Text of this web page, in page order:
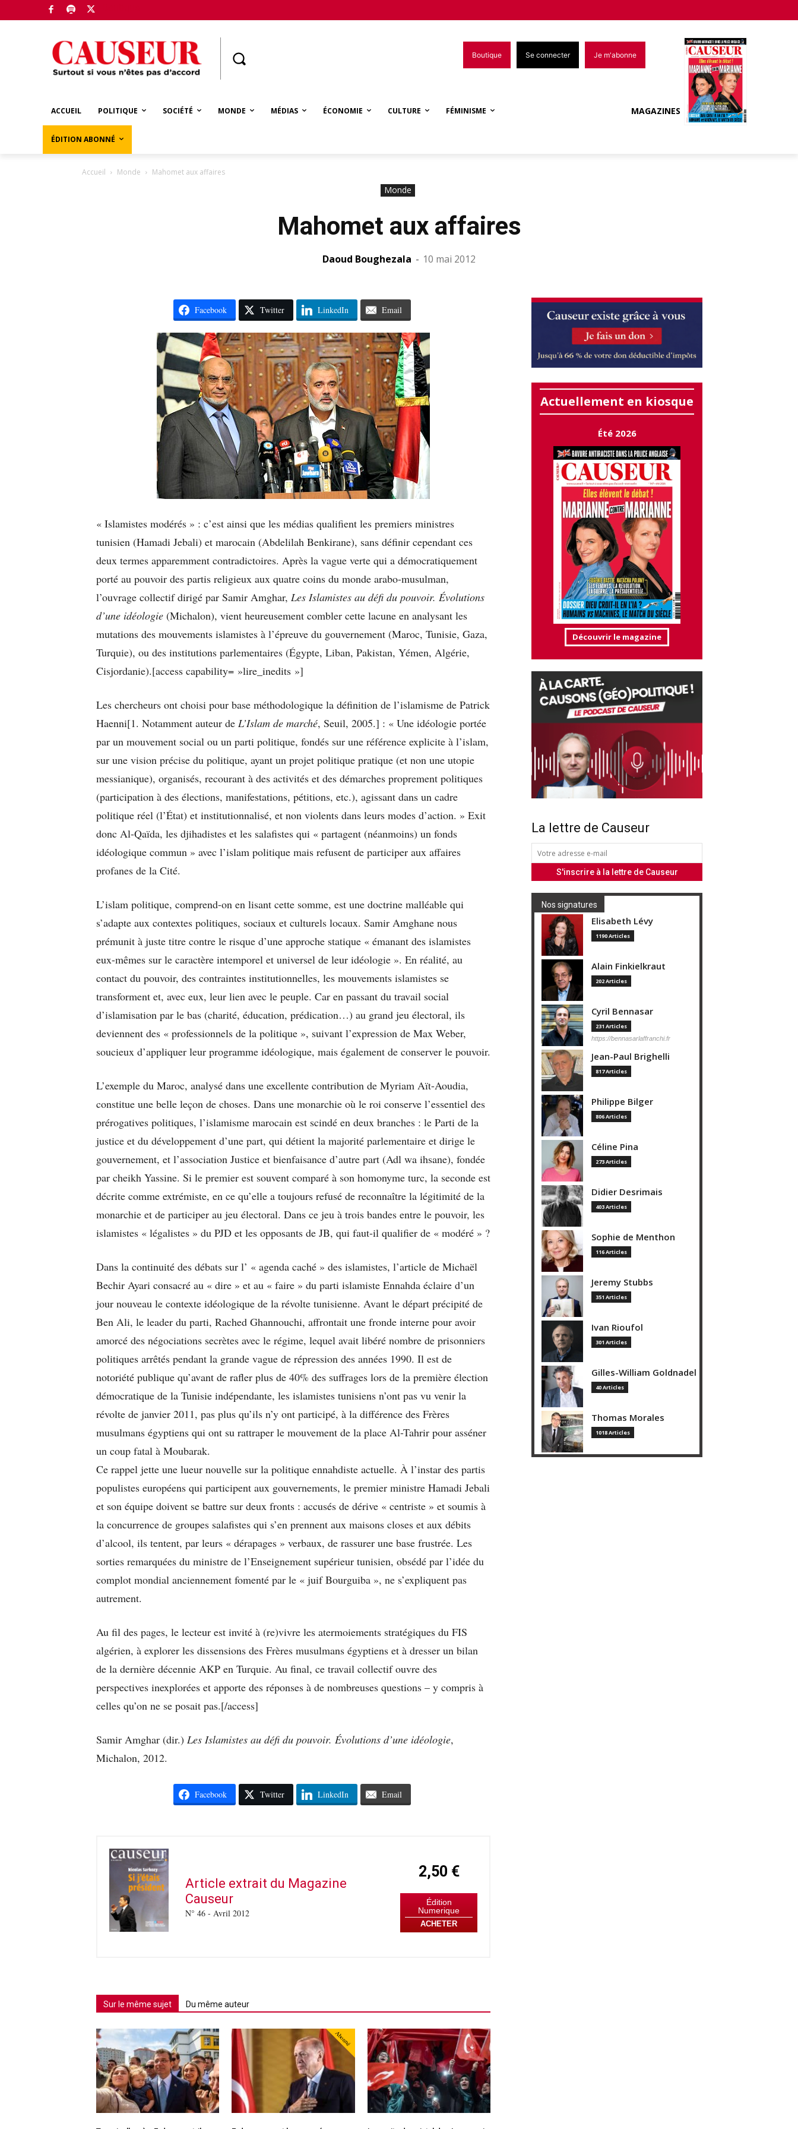
Boutique Se connecter Je m'abonne
ACCUEIL POLITIQUE SOCIÉTÉ MONDE MÉDIAS ÉCONOMIE CULTURE FÉMINISME
ÉDITION ABONNÉ
MAGAZINES
Accueil Monde Mahomet aux affaires
Monde
Mahomet aux affaires
Daoud Boughezala - 10 mai 2012
Facebook Twitter LinkedIn Email
« Islamistes modérés » : c’est ainsi que les médias qualifient les premiers ministres
tunisien (Hamadi Jebali) et marocain (Abdelilah Benkirane), sans définir cependant ces
deux termes apparemment contradictoires. Après la vague verte qui a démocratiquement
porté au pouvoir des partis religieux aux quatre coins du monde arabo-musulman,
l’ouvrage collectif dirigé par Samir Amghar, Les Islamistes au défi du pouvoir. Évolutions
d’une idéologie (Michalon), vient heureusement combler cette lacune en analysant les
mutations des mouvements islamistes à l’épreuve du gouvernement (Maroc, Tunisie, Gaza,
Turquie), ou des institutions parlementaires (Égypte, Liban, Pakistan, Yémen, Algérie,
Cisjordanie).[access capability= »lire_inedits »]
Les chercheurs ont choisi pour base méthodologique la définition de l’islamisme de Patrick
Haenni[1. Notamment auteur de L’Islam de marché, Seuil, 2005.] : « Une idéologie portée
par un mouvement social ou un parti politique, fondés sur une référence explicite à l’islam,
sur une vision précise du politique, ayant un projet politique pratique (et non une utopie
messianique), organisés, recourant à des activités et des démarches proprement politiques
(participation à des élections, manifestations, pétitions, etc.), agissant dans un cadre
politique réel (l’État) et institutionnalisé, et non violents dans leurs modes d’action. » Exit
donc Al-Qaïda, les djihadistes et les salafistes qui « partagent (néanmoins) un fonds
idéologique commun » avec l’islam politique mais refusent de participer aux affaires
profanes de la Cité.
L’islam politique, comprend-on en lisant cette somme, est une doctrine malléable qui
s’adapte aux contextes politiques, sociaux et culturels locaux. Samir Amghane nous
prémunit à juste titre contre le risque d’une approche statique « émanant des islamistes
eux-mêmes sur le caractère intemporel et universel de leur idéologie ». En réalité, au
contact du pouvoir, des contraintes institutionnelles, les mouvements islamistes se
transforment et, avec eux, leur lien avec le peuple. Car en passant du travail social
d’islamisation par le bas (charité, éducation, prédication…) au grand jeu électoral, ils
deviennent des « professionnels de la politique », suivant l’expression de Max Weber,
soucieux d’appliquer leur programme idéologique, mais également de conserver le pouvoir.
L’exemple du Maroc, analysé dans une excellente contribution de Myriam Aït-Aoudia,
constitue une belle leçon de choses. Dans une monarchie où le roi conserve l’essentiel des
prérogatives politiques, l’islamisme marocain est scindé en deux branches : le Parti de la
justice et du développement d’une part, qui détient la majorité parlementaire et dirige le
gouvernement, et l’association Justice et bienfaisance d’autre part (Adl wa ihsane), fondée
par cheikh Yassine. Si le premier est souvent comparé à son homonyme turc, la seconde est
décrite comme extrémiste, en ce qu’elle a toujours refusé de reconnaître la légitimité de la
monarchie et de participer au jeu électoral. Dans ce jeu à trois bandes entre le pouvoir, les
islamistes « légalistes » du PJD et les opposants de JB, qui faut-il qualifier de « modéré » ?
Dans la continuité des débats sur l’ « agenda caché » des islamistes, l’article de Michaël
Bechir Ayari consacré au « dire » et au « faire » du parti islamiste Ennahda éclaire d’un
jour nouveau le contexte idéologique de la révolte tunisienne. Avant le départ précipité de
Ben Ali, le leader du parti, Rached Ghannouchi, affrontait une fronde interne pour avoir
amorcé des négociations secrètes avec le régime, lequel avait libéré nombre de prisonniers
politiques arrêtés pendant la grande vague de répression des années 1990. Il est de
notoriété publique qu’avant de rafler plus de 40% des suffrages lors de la première élection
démocratique de la Tunisie indépendante, les islamistes tunisiens n’ont pas vu venir la
révolte de janvier 2011, pas plus qu’ils n’y ont participé, à la différence des Frères
musulmans égyptiens qui ont su rattraper le mouvement de la place Al-Tahrir pour asséner
un coup fatal à Moubarak.
Ce rappel jette une lueur nouvelle sur la politique ennahdiste actuelle. À l’instar des partis
populistes européens qui participent aux gouvernements, le premier ministre Hamadi Jebali
et son équipe doivent se battre sur deux fronts : accusés de dérive « centriste » et soumis à
la concurrence de groupes salafistes qui s’en prennent aux maisons closes et aux débits
d’alcool, ils tentent, par leurs « dérapages » verbaux, de rassurer une base frustrée. Les
sorties remarquées du ministre de l’Enseignement supérieur tunisien, obsédé par l’idée du
complot mondial anciennement fomenté par le « juif Bourguiba », ne s’expliquent pas
autrement.
Au fil des pages, le lecteur est invité à (re)vivre les atermoiements stratégiques du FIS
algérien, à explorer les dissensions des Frères musulmans égyptiens et à dresser un bilan
de la dernière décennie AKP en Turquie. Au final, ce travail collectif ouvre des
perspectives inexplorées et apporte des réponses à de nombreuses questions – y compris à
celles qu’on ne se posait pas.[/access]
Samir Amghar (dir.) Les Islamistes au défi du pouvoir. Évolutions d’une idéologie,
Michalon, 2012.
Facebook Twitter LinkedIn Email
Article extrait du Magazine
Causeur
N° 46 - Avril 2012
2,50 €
Édition
Numerique
ACHETER
Sur le même sujet Du même auteur
Abonné
Actuellement en kiosque
Été 2026
Découvrir le magazine
La lettre de Causeur
Nos signatures
Elisabeth Lévy
1190 Articles
Alain Finkielkraut
202 Articles
Cyril Bennasar
231 Articles
https://bennasarlaffranchi.fr
Jean-Paul Brighelli
817 Articles
Philippe Bilger
806 Articles
Céline Pina
273 Articles
Didier Desrimais
403 Articles
Sophie de Menthon
116 Articles
Jeremy Stubbs
351 Articles
Ivan Rioufol
301 Articles
Gilles-William Goldnadel
40 Articles
Thomas Morales
1018 Articles